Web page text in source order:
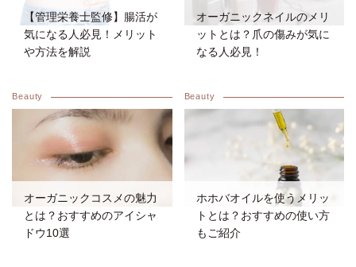
【管理栄養士監修】腸活が
気になる人必見！メリット
や方法を解説
オーガニックネイルのメリ
ットとは？爪の傷みが気に
なる人必見！
Beauty
オーガニックコスメの魅力
とは？おすすめのアイシャ
ドウ10選
Beauty
ホホバオイルを使うメリッ
トとは？おすすめの使い方
もご紹介